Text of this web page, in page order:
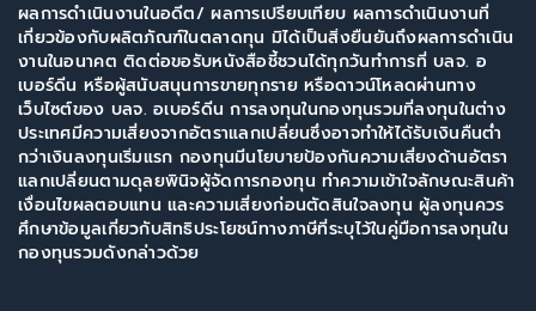
ผลการดำเนินงานในอดีต/ ผลการเปรียบเทียบ ผลการดำเนินงานที่
เกี่ยวข้องกับผลิตภัณฑ์ในตลาดทุน มิได้เป็นสิ่งยืนยันถึงผลการดำเนิน
งานในอนาคต ติดต่อขอรับหนังสือชี้ชวนได้ทุกวันทำการที่ บลจ. อ
เบอร์ดีน หรือผู้สนับสนุนการขายทุกราย หรือดาวน์โหลดผ่านทาง
เว็บไซต์ของ บลจ. อเบอร์ดีน การลงทุนในกองทุนรวมที่ลงทุนในต่าง
ประเทศมีความเสี่ยงจากอัตราแลกเปลี่ยนซึ่งอาจทำให้ได้รับเงินคืนต่ำ
กว่าเงินลงทุนเริ่มแรก กองทุนมีนโยบายป้องกันความเสี่ยงด้านอัตรา
แลกเปลี่ยนตามดุลยพินิจผู้จัดการกองทุน ทำความเข้าใจลักษณะสินค้า
เงื่อนไขผลตอบแทน และความเสี่ยงก่อนตัดสินใจลงทุน ผู้ลงทุนควร
ศึกษาข้อมูลเกี่ยวกับสิทธิประโยชน์ทางภาษีที่ระบุไว้ในคู่มือการลงทุนใน
กองทุนรวมดังกล่าวด้วย